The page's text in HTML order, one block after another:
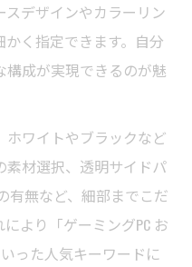
デザインやカラーリン
く指定できます。自分
構成が実現できるのが魅
ホワイトやブラックなど
素材選択、透明サイドパ
有無など、細部までこだ
より「ゲーミングPC お
った人気キーワードに